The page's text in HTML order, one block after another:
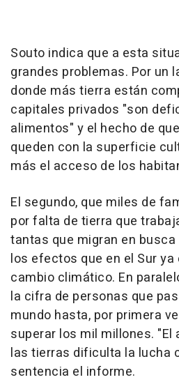
Souto indica que a esta
grandes problemas. Por un
donde más tierra están
capitales privados "son
alimentos" y el hecho de
queden con la superficie
más el acceso de los
El segundo, que miles de
por falta de tierra que
tantas que migran en
los efectos que en el Sur
cambio climático. En
la cifra de personas que
mundo hasta, por primera
superar los mil millones. "El
las tierras dificulta la lucha
sentencia el informe.